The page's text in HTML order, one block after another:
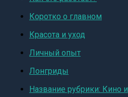
Коротко о главном
Красота и уход
Личный опыт
Лонгриды
Название рубрики: Кино и